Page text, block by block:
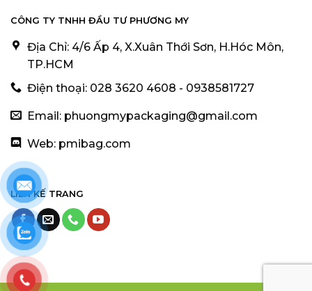
CÔNG TY TNHH ĐẦU TƯ PHƯƠNG MY
Địa Chỉ: 4/6 Ấp 4, X.Xuân Thới Sơn, H.Hóc Môn,
TP.HCM
Điện thoại: 028 3620 4608 - 0938581727
Email: phuongmypackaging@gmail.com
Web: pmibag.com
LIÊN KẾ TRANG